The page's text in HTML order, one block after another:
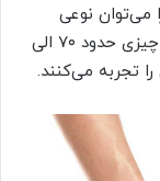
می‌توان نوعی
مسمومیت بافت‌های ارتباطی بدن دانست که چیزی حدود ۷۰ الی